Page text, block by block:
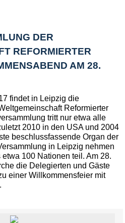
DER
REFORMIERTER
AM 28.
findet in Leipzig die
Reformierter
tritt nur etwa alle
2010 in den USA und 2004
beschlussfassende Organ der
in Leipzig nehmen
100 Nationen teil. Am 28.
die Delegierten und Gäste
einer Willkommensfeier mit